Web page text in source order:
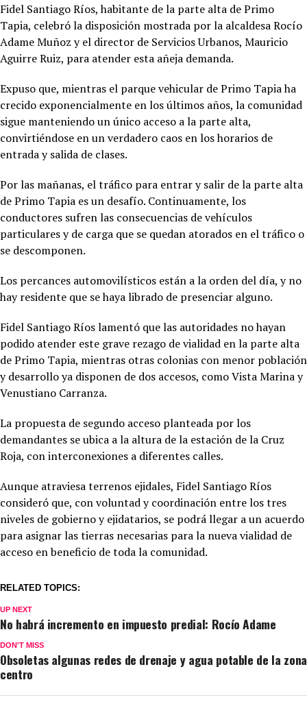
Fidel Santiago Ríos, habitante de la parte alta de Primo
Tapia, celebró la disposición mostrada por la alcaldesa Rocío
Adame Muñoz y el director de Servicios Urbanos, Mauricio
Aguirre Ruiz, para atender esta añeja demanda.
Expuso que, mientras el parque vehicular de Primo Tapia ha
crecido exponencialmente en los últimos años, la comunidad
sigue manteniendo un único acceso a la parte alta,
convirtiéndose en un verdadero caos en los horarios de
entrada y salida de clases.
Por las mañanas, el tráfico para entrar y salir de la parte alta
de Primo Tapia es un desafío. Continuamente, los
conductores sufren las consecuencias de vehículos
particulares y de carga que se quedan atorados en el tráfico o
se descomponen.
Los percances automovilísticos están a la orden del día, y no
hay residente que se haya librado de presenciar alguno.
Fidel Santiago Ríos lamentó que las autoridades no hayan
podido atender este grave rezago de vialidad en la parte alta
de Primo Tapia, mientras otras colonias con menor población
y desarrollo ya disponen de dos accesos, como Vista Marina y
Venustiano Carranza.
La propuesta de segundo acceso planteada por los
demandantes se ubica a la altura de la estación de la Cruz
Roja, con interconexiones a diferentes calles.
Aunque atraviesa terrenos ejidales, Fidel Santiago Ríos
consideró que, con voluntad y coordinación entre los tres
niveles de gobierno y ejidatarios, se podrá llegar a un acuerdo
para asignar las tierras necesarias para la nueva vialidad de
acceso en beneficio de toda la comunidad.
RELATED TOPICS:
UP NEXT
No habrá incremento en impuesto predial: Rocío Adame
DON'T MISS
Obsoletas algunas redes de drenaje y agua potable de la zona
centro